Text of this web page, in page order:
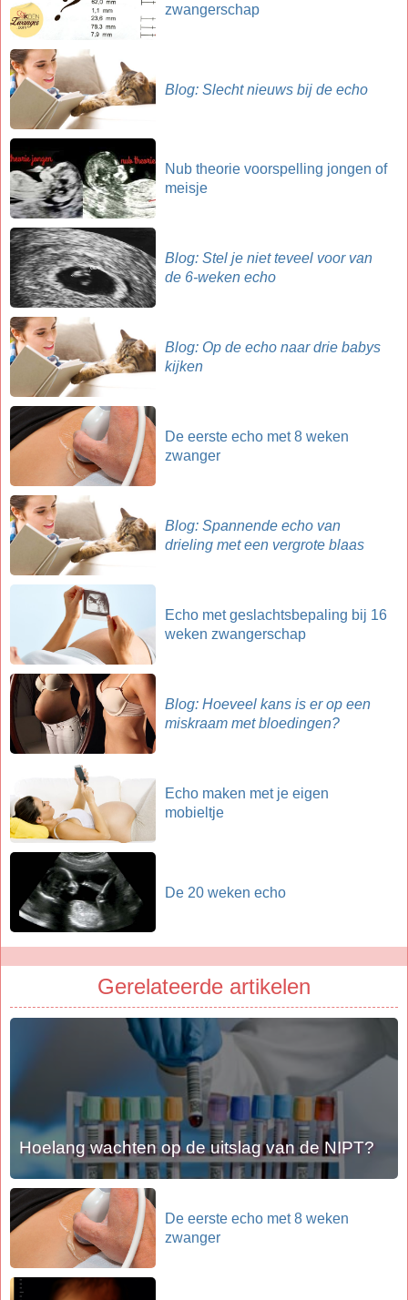
zwangerschap
Blog: Slecht nieuws bij de echo
Nub theorie voorspelling jongen of
meisje
Blog: Stel je niet teveel voor van
de 6-weken echo
Blog: Op de echo naar drie babys
kijken
De eerste echo met 8 weken
zwanger
Blog: Spannende echo van
drieling met een vergrote blaas
Echo met geslachtsbepaling bij 16
weken zwangerschap
Blog: Hoeveel kans is er op een
miskraam met bloedingen?
Echo maken met je eigen
mobieltje
De 20 weken echo
Gerelateerde artikelen
Hoelang wachten op de uitslag van de NIPT?
De eerste echo met 8 weken
zwanger